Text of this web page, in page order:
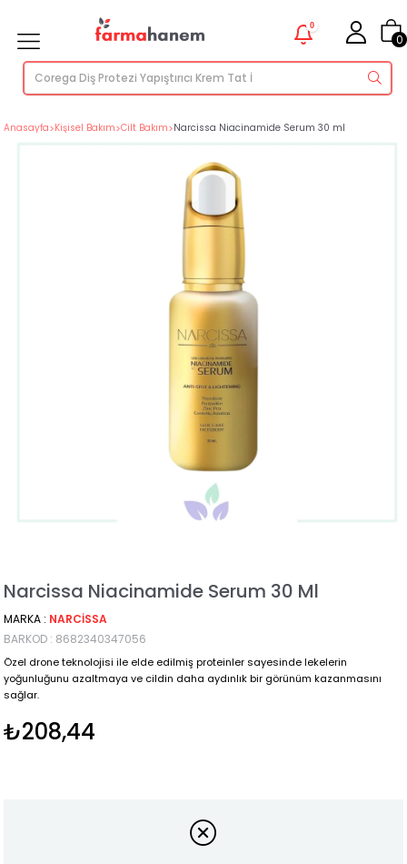
0
0
Anasayfa>Kişisel Bakım>Cilt Bakım>Narcissa Niacinamide Serum 30 ml
Narcissa Niacinamide Serum 30 Ml
MARKA : NARCISSA
BARKOD : 8682340347056
Özel drone teknolojisi ile elde edilmiş proteinler sayesinde lekelerin
yoğunluğunu azaltmaya ve cildin daha aydınlık bir görünüm kazanmasını
sağlar.
₺208,44